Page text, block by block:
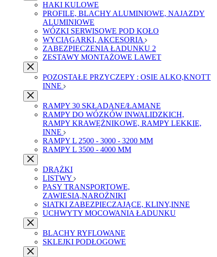
HAKI KULOWE
PROFILE, BLACHY ALUMINIOWE, NAJAZDY
ALUMINIOWE
WÓZKI SERWISOWE POD KOŁO
WYCIĄGARKI, AKCESORIA
ZABEZPIECZENIA ŁADUNKU 2
ZESTAWY MONTAŻOWE LAWET
POZOSTAŁE PRZYCZEPY : OSIE ALKO,KNOTT
INNE
RAMPY 30 SKŁADANE/ŁAMANE
RAMPY DO WÓZKÓW INWALIDZKICH,
RAMPY KRAWĘŻNIKOWE, RAMPY LEKKIE,
INNE
RAMPY L 2500 - 3000 - 3200 MM
RAMPY L 3500 - 4000 MM
DRĄŻKI
LISTWY
PASY TRANSPORTOWE,
ZAWIESIA,NAROŻNIKI
SIATKI ZABEZPIECZAJĄCE, KLINY,INNE
UCHWYTY MOCOWANIA ŁADUNKU
BLACHY RYFLOWANE
SKLEJKI PODŁOGOWE